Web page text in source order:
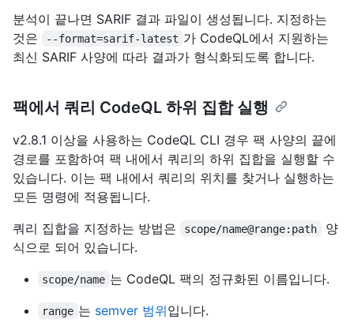
분석이 끝나면 SARIF 결과 파일이 생성됩니다. 지정하는
것은
--format=sarif-latest 가 CodeQL에서 지원하는
최신 SARIF 사양에 따라 결과가 형식화되도록 합니다.
팩에서 쿼리 CodeQL 하위 집합 실행
v2.8.1 이상을 사용하는 CodeQL CLI 경우 팩 사양의 끝에
경로를 포함하여 팩 내에서 쿼리의 하위 집합을 실행할 수
있습니다. 이는 팩 내에서 쿼리의 위치를 찾거나 실행하는
모든 명령에 적용됩니다.
쿼리 집합을 지정하는 방법은
scope/name@range:path
양
식으로 되어 있습니다.
scope/name 는 CodeQL 팩의 정규화된 이름입니다.
range 는 semver 범위입니다.